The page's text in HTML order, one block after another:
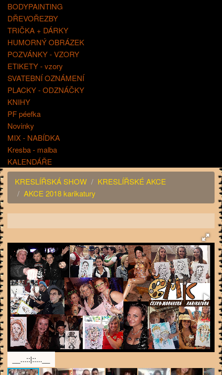
BODYPAINTING
DŘEVOŘEZBY
TRIČKA + DÁRKY
HUMORNÝ OBRÁZEK
POZVÁNKY - VZORY
ETIKETY - vzory
SVATEBNÍ OZNÁMENÍ
PLACKY - ODZNÁČKY
KNIHY
PF péefka
Novinky
MIX - NABÍDKA
Kresba - malba
KALENDÁŘE
KRESLÍŘSKÁ SHOW
KRESLÍŘSKÉ AKCE
AKCE 2018 karikatury
__...::|::...__